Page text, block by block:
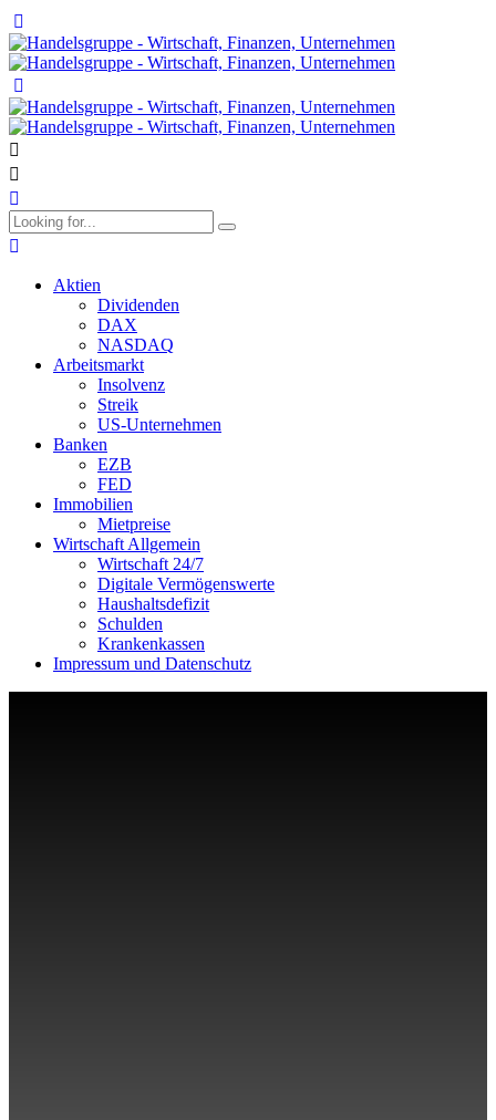
Aktien
Dividenden
DAX
NASDAQ
Arbeitsmarkt
Insolvenz
Streik
US-Unternehmen
Banken
EZB
FED
Immobilien
Mietpreise
Wirtschaft Allgemein
Wirtschaft 24/7
Digitale Vermögenswerte
Haushaltsdefizit
Schulden
Krankenkassen
Impressum und Datenschutz